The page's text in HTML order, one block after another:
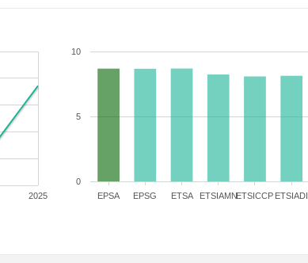
2025 EPSA EPSG ETSA ETSIAMNETSICCP ETSIADI
0
5
10